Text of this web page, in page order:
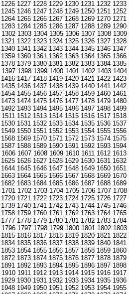
1226 1227 1228 1229 1230 1231 1232 1233
1245 1246 1247 1248 1249 1250 1251 1252
1264 1265 1266 1267 1268 1269 1270 1271
1283 1284 1285 1286 1287 1288 1289 1290
1302 1303 1304 1305 1306 1307 1308 1309
1321 1322 1323 1324 1325 1326 1327 1328
1340 1341 1342 1343 1344 1345 1346 1347
1359 1360 1361 1362 1363 1364 1365 1366
1378 1379 1380 1381 1382 1383 1384 1385
1397 1398 1399 1400 1401 1402 1403 1404
1416 1417 1418 1419 1420 1421 1422 1423
1435 1436 1437 1438 1439 1440 1441 1442
1454 1455 1456 1457 1458 1459 1460 1461
1473 1474 1475 1476 1477 1478 1479 1480
1492 1493 1494 1495 1496 1497 1498 1499
1511 1512 1513 1514 1515 1516 1517 1518
1530 1531 1532 1533 1534 1535 1536 1537
1549 1550 1551 1552 1553 1554 1555 1556
1568 1569 1570 1571 1572 1573 1574 1575
1587 1588 1589 1590 1591 1592 1593 1594
1606 1607 1608 1609 1610 1611 1612 1613
1625 1626 1627 1628 1629 1630 1631 1632
1644 1645 1646 1647 1648 1649 1650 1651
1663 1664 1665 1666 1667 1668 1669 1670
1682 1683 1684 1685 1686 1687 1688 1689
1701 1702 1703 1704 1705 1706 1707 1708
1720 1721 1722 1723 1724 1725 1726 1727
1739 1740 1741 1742 1743 1744 1745 1746
1758 1759 1760 1761 1762 1763 1764 1765
1777 1778 1779 1780 1781 1782 1783 1784
1796 1797 1798 1799 1800 1801 1802 1803
1815 1816 1817 1818 1819 1820 1821 1822
1834 1835 1836 1837 1838 1839 1840 1841
1853 1854 1855 1856 1857 1858 1859 1860
1872 1873 1874 1875 1876 1877 1878 1879
1891 1892 1893 1894 1895 1896 1897 1898
1910 1911 1912 1913 1914 1915 1916 1917
1929 1930 1931 1932 1933 1934 1935 1936
1948 1949 1950 1951 1952 1953 1954 1955